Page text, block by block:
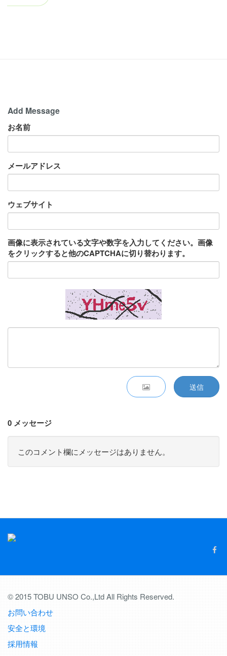
Add Message
お名前
メールアドレス
ウェブサイト
画像に表示されている文字や数字を入力してください。画像
をクリックすると他のCAPTCHAに切り替わります。
送信
0 メッセージ
このコメント欄にメッセージはありません。
© 2015 TOBU UNSO Co.,Ltd All Rights Reserved.
お問い合わせ
安全と環境
採用情報